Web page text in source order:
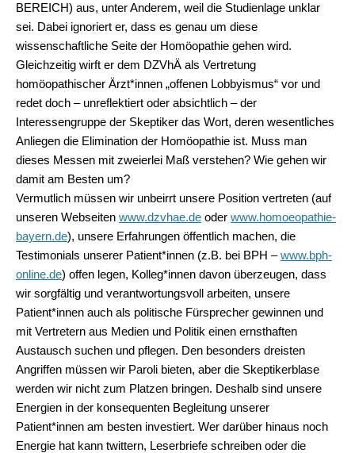
BEREICH) aus, unter Anderem, weil die Studienlage unklar
sei. Dabei ignoriert er, dass es genau um diese
wissenschaftliche Seite der Homöopathie gehen wird.
Gleichzeitig wirft er dem DZVhÄ als Vertretung
homöopathischer Ärzt*innen „offenen Lobbyismus“ vor und
redet doch – unreflektiert oder absichtlich – der
Interessengruppe der Skeptiker das Wort, deren wesentliches
Anliegen die Elimination der Homöopathie ist. Muss man
dieses Messen mit zweierlei Maß verstehen? Wie gehen wir
damit am Besten um?
Vermutlich müssen wir unbeirrt unsere Position vertreten (auf
unseren Webseiten www.dzvhae.de oder www.homoeopathie-
bayern.de), unsere Erfahrungen öffentlich machen, die
Testimonials unserer Patient*innen (z.B. bei BPH –www.bph-
online.de) offen legen, Kolleg*innen davon überzeugen, dass
wir sorgfältig und verantwortungsvoll arbeiten, unsere
Patient*innen auch als politische Fürsprecher gewinnen und
mit Vertretern aus Medien und Politik einen ernsthaften
Austausch suchen und pflegen. Den besonders dreisten
Angriffen müssen wir Paroli bieten, aber die Skeptikerblase
werden wir nicht zum Platzen bringen. Deshalb sind unsere
Energien in der konsequenten Begleitung unserer
Patient*innen am besten investiert. Wer darüber hinaus noch
Energie hat kann twittern, Leserbriefe schreiben oder die